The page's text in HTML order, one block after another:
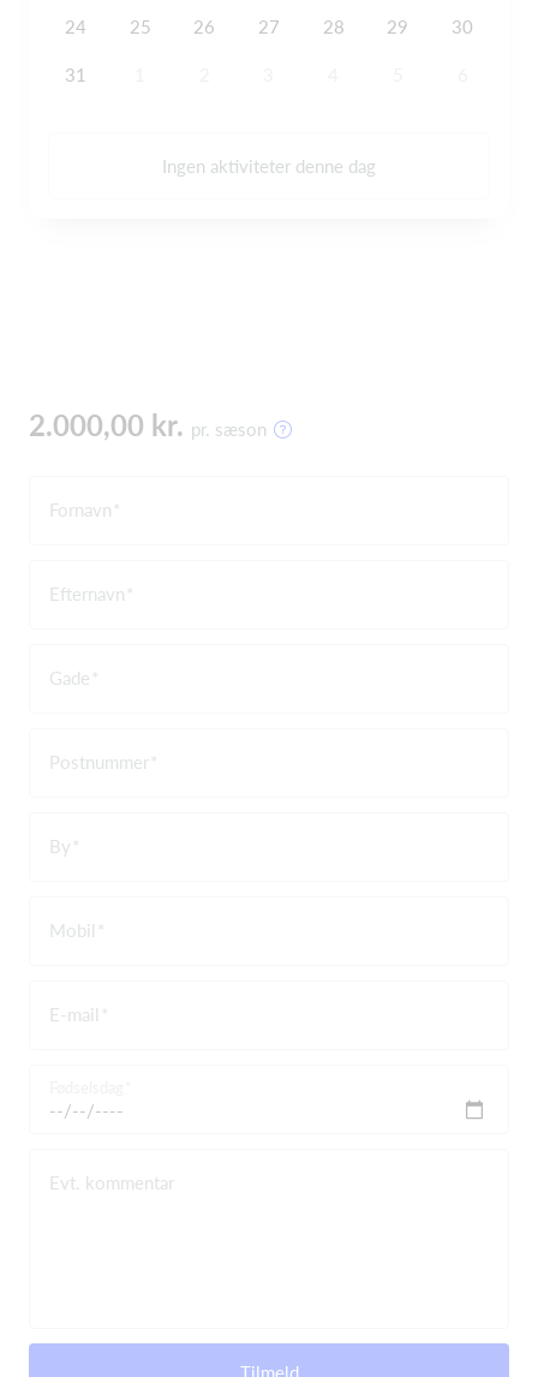
24 25 26 27 28 29 30
31
Ingen aktiviteter denne dag
2.000,00 kr. pr. sæson
Fornavn
Efternavn
Gade
Postnummer
By
Mobil
E-mail
Evt. kommentar
Tilmeld